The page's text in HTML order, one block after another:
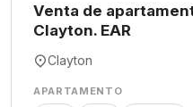
Venta de
Clayton. EAR
Clayton
APARTAMENTO